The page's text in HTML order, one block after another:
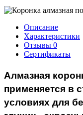
Описание
Характеристики
Отзывы 0
Сертификаты
Алмазная
применяется в
условиях для